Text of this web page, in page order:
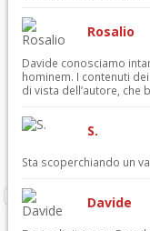
Rosalio
Davide conosciamo
hominem. I contenuti
di vista dell’autore, che
S.
Sta scoperchiando un
Davide